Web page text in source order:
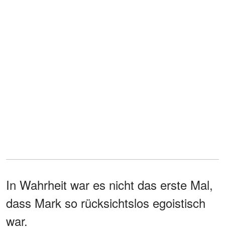
In Wahrheit war es nicht das erste Mal,
dass Mark so rücksichtslos egoistisch
war.